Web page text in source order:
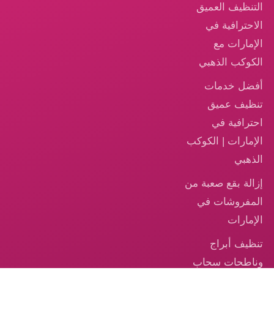
التنظيف العميق
الاحترافية في
الإمارات مع
الكوكب الذهبي
أفضل خدمات
تنظيف عميق
احترافية في
الإمارات | الكوكب
الذهبي
إزالة بقع صعبة من
المفروشات في
الإمارات
تنظيف أبراج
وناطحات سحاب